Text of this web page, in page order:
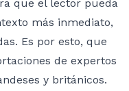
que el lector pueda
más inmediato,
Es por esto, que
de expertos
y británicos.